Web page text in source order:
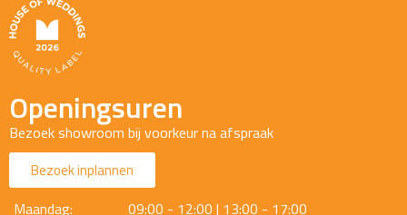
Openingsuren
Bezoek showroom bij voorkeur na afspraak
Bezoek inplannen
Maandag:
09:00 - 12:00 | 13:00 - 17:00